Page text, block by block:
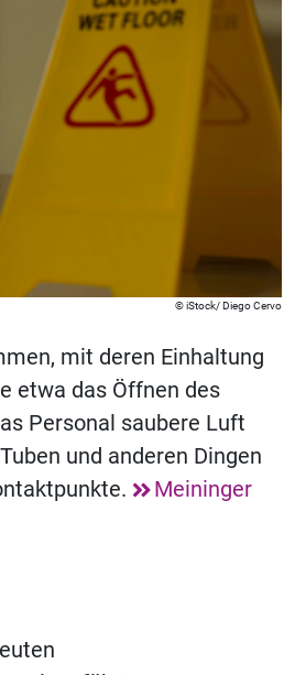
iStock/ Diego Cervo
mit deren Einhaltung
etwa das Öffnen des
Personal saubere Luft
und anderen Dingen
Meininger